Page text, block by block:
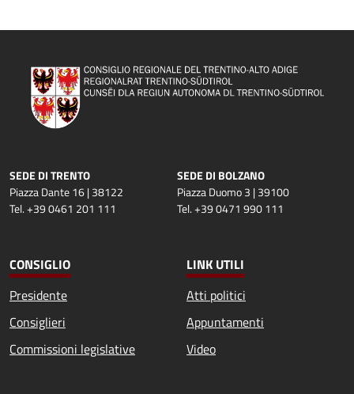
SEDE DI TRENTO
Piazza Dante 16 | 38122
Tel. +39 0461 201 111
SEDE DI BOLZANO
Piazza Duomo 3 | 39100
Tel. +39 0471 990 111
CONSIGLIO
Presidente
Consiglieri
Commissioni legislative
LINK UTILI
Atti politici
Appuntamenti
Video